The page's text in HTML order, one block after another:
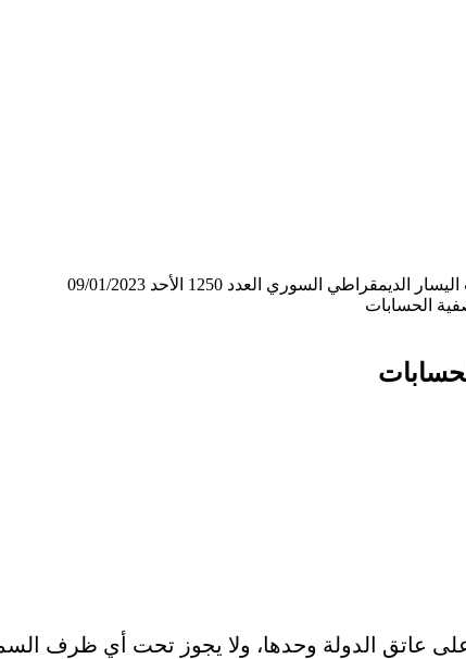
السوري العدد 1250 الأحد 09/01/2023
الحسابات
عاتق الدولة وحدها، ولا يجوز تحت أي ظرف